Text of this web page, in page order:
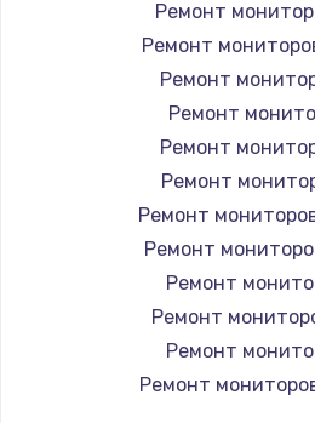
Замена
890 руб.
Заказать
Замена
1100 руб.
Замена шим-
Ремонт
Ремонт
Ремонт
Ремонт
Ремонт
Ремонт
Ремонт
Ремонт
Ремонт
Ремонт
Ремонт
Ремонт